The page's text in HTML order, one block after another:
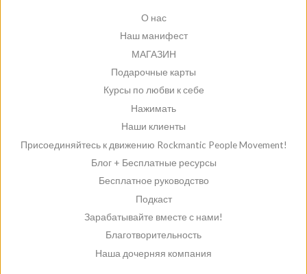
О нас
Наш манифест
МАГАЗИН
Подарочные карты
Курсы по любви к себе
Нажимать
Наши клиенты
Присоединяйтесь к движению Rockmantic People Movement!
Блог + Бесплатные ресурсы
Бесплатное руководство
Подкаст
Зарабатывайте вместе с нами!
Благотворительность
Наша дочерняя компания